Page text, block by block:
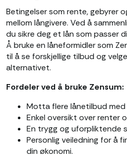
Betingelser som rente, gebyrer
mellom långivere. Ved å
du sikre deg et lån som passer
Å bruke en låneformidler som
til å se forskjellige tilbud og
alternativet.
Fordeler ved å bruke Zensum:
Motta flere lånetilbud med
Enkel oversikt over renter
En trygg og uforpliktende
Personlig veiledning for å
din økonomi.